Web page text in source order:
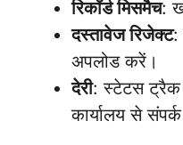
रिकॉर्ड मिसमैच:
दस्तावेज रिजेक्ट:
अपलोड करें।
देरी: स्टेटस
कार्यालय से